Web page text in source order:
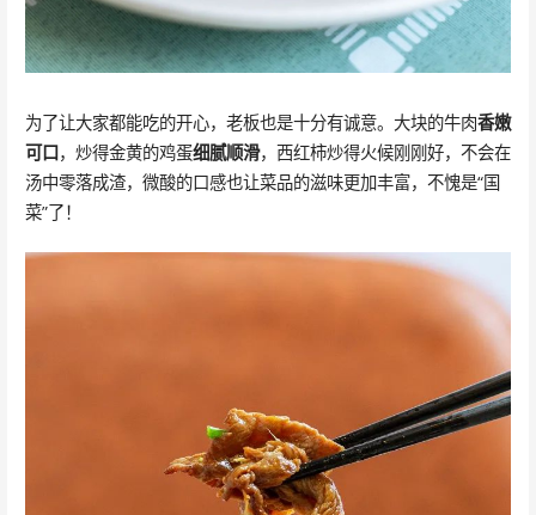
为了让大家都能吃的开心，老板也是十分有诚意。大块的牛肉香嫩
可口，炒得金黄的鸡蛋细腻顺滑，西红柿炒得火候刚刚好，不会在
汤中零落成渣，微酸的口感也让菜品的滋味更加丰富，不愧是“国
菜”了！